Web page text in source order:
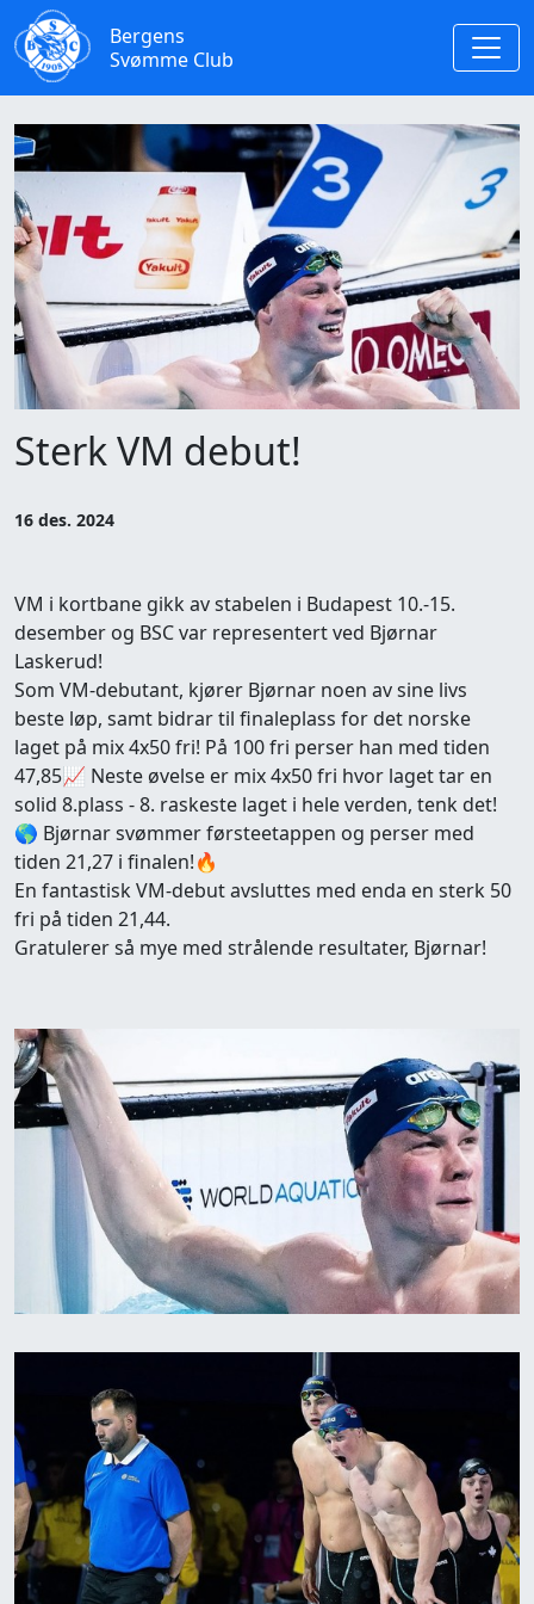
Bergens
Svømme Club
Sterk VM debut!
16 des. 2024
VM i kortbane gikk av stabelen i Budapest 10.-15.
desember og BSC var representert ved Bjørnar
Laskerud!
Som VM-debutant, kjører Bjørnar noen av sine livs
beste løp, samt bidrar til finaleplass for det norske
laget på mix 4x50 fri! På 100 fri perser han med tiden
47,85📈 Neste øvelse er mix 4x50 fri hvor laget tar en
solid 8.plass - 8. raskeste laget i hele verden, tenk det!
🌎 Bjørnar svømmer førsteetappen og perser med
tiden 21,27 i finalen!🔥
En fantastisk VM-debut avsluttes med enda en sterk 50
fri på tiden 21,44.
Gratulerer så mye med strålende resultater, Bjørnar!